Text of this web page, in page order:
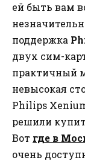
ей быть вам
поддержка
двух сим-
практичный
невысокая
Philips
решили
Вот где в
очень